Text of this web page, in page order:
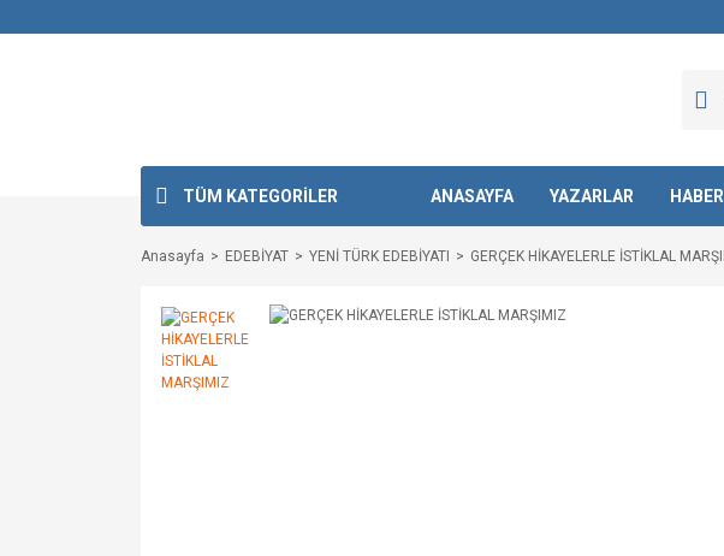
TÜM KATEGORİLER ANASAYFA YAZARLAR
Anasayfa EDEBİYAT YENİ TÜRK EDEBİYATI GERÇEK HİKAYELERLE İSTİKLAL